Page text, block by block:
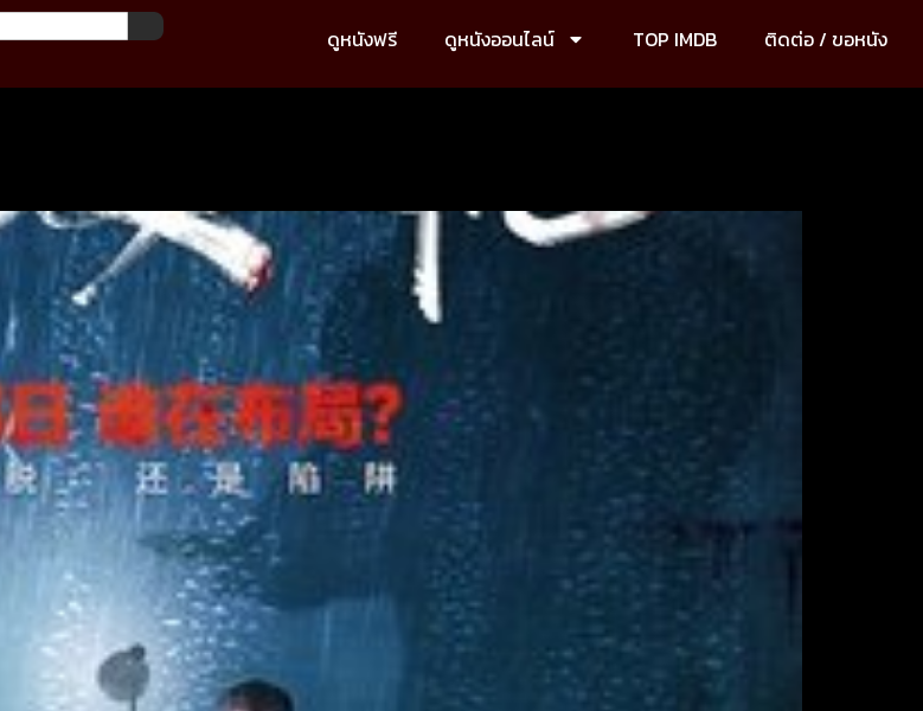
ดูหนังฟรี ดูหนังออนไลน์ TOP IMDB ติดต่อ / ขอหนัง